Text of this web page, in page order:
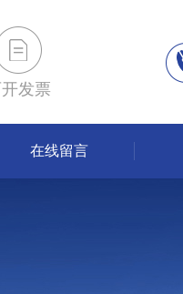
发票
在线留言